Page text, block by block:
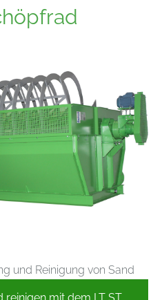
und Reinigung von Sand